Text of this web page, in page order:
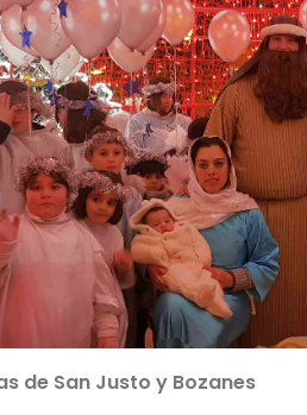
de San Justo y Bozanes